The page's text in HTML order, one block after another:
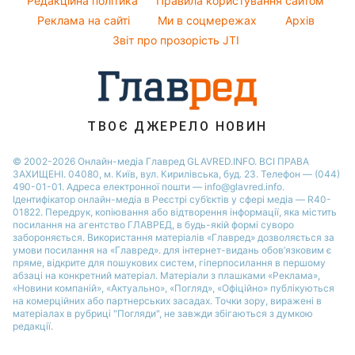
Максим Галкін
Настя Каменських
Пилова буря
Реклама на сайті
Ми в соцмережах
Архів
Звіт про прозорість JTI
ТВОЄ ДЖЕРЕЛО НОВИН
© 2002-2026 Онлайн-медіа Главред GLAVRED.INFO. ВСІ ПРАВА
ЗАХИЩЕНІ. 04080, м. Київ, вул. Кирилівська, буд. 23. Телефон — (044)
490-01-01. Адреса електронної пошти — info@glavred.info.
Ідентифікатор онлайн-медіа в Реєстрі суб’єктів у сфері медіа — R40-
01822. Передрук, копіювання або відтворення інформації, яка містить
посилання на агентство ГЛАВРЕД, в будь-якій формi суворо
забороняється. Використання матеріалів «Главред» дозволяється за
умови посилання на «Главред». для інтернет-видань обов’язковим є
пряме, відкрите для пошукових систем, гіперпосилання в першому
абзаці на конкретний матеріал. Матеріали з плашками «Реклама»,
«Новини компаній», «Актуально», «Погляд», «Офіційно» публікуються
на комерційних або партнерських засадах. Точки зору, виражені в
матеріалах в рубриці "Погляди", не завжди збігаються з думкою
редакції.